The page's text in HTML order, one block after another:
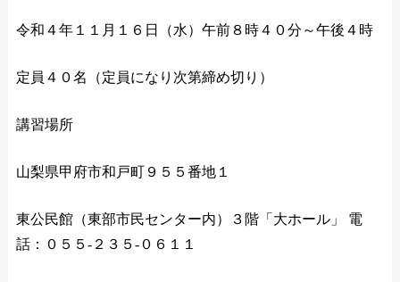
令和４年１１月１６日（水）午前８時４０分～午後４時
定員４０名（定員になり次第締め切り）
講習場所
山梨県甲府市和戸町９５５番地１
東公民館（東部市民センター内）３階「大ホール」 電
話：０５５-２３５-０６１１